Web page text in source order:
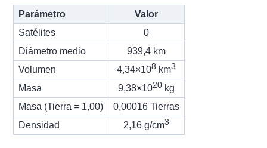
Parámetro
Valor
Satélites
0
Diámetro medio
939,4 km
Volumen
4,34×108 km3
Masa 9,38×1020 kg
Masa (Tierra = 1,00)
0,00016 Tierras
Densidad
2,16 g/cm3